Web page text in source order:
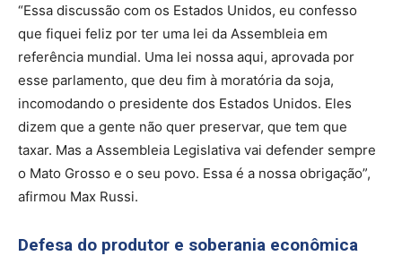
“Essa discussão com os Estados Unidos, eu confesso
que fiquei feliz por ter uma lei da Assembleia em
referência mundial. Uma lei nossa aqui, aprovada por
esse parlamento, que deu fim à moratória da soja,
incomodando o presidente dos Estados Unidos. Eles
dizem que a gente não quer preservar, que tem que
taxar. Mas a Assembleia Legislativa vai defender sempre
o Mato Grosso e o seu povo. Essa é a nossa obrigação”,
afirmou Max Russi.
Defesa do produtor e soberania econômica